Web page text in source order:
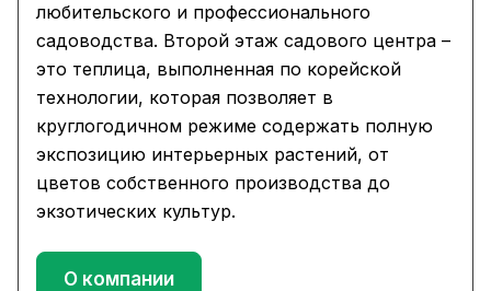
любительского и профессионального
садоводства. Второй этаж садового центра –
это теплица, выполненная по корейской
технологии, которая позволяет в
круглогодичном режиме содержать полную
экспозицию интерьерных растений, от
цветов собственного производства до
экзотических культур.
О компании